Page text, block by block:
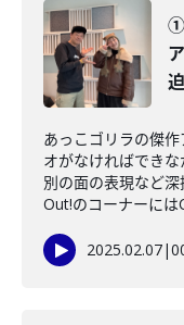
①
あっこゴリラの傑
オがなければでき
別の面の表現など
Out!のコーナーには
2025.02.07|